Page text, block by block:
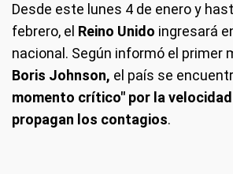
Desde este lunes 4 de enero y
febrero, el Reino Unido ingresará
nacional. Según informó el primer
Boris Johnson, el país se
momento crítico" por la
propagan los contagios.